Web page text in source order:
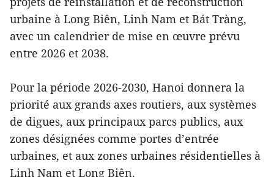
urbaine à Long Biên, Linh Nam et Bát Tràng,
avec un calendrier de mise en œuvre prévu
entre 2026 et 2038.
Pour la période 2026-2030, Hanoi donnera la
priorité aux grands axes routiers, aux systèmes
de digues, aux principaux parcs publics, aux
zones désignées comme portes d’entrée
urbaines, et aux zones urbaines résidentielles à
Linh Nam et Long Biên.